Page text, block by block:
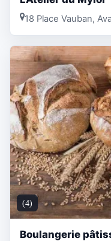
18 Place Vauban,
(4)
Boulangerie